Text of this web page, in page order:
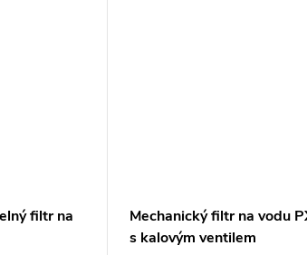
filtr na
Mechanický filtr na vodu
s kalovým ventilem